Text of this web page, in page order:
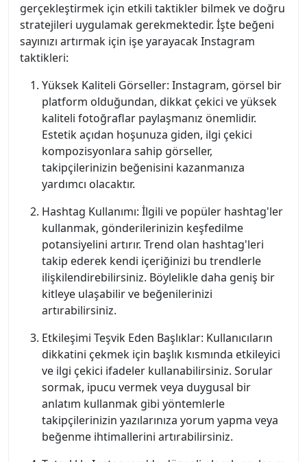
gerçekleştirmek için etkili taktikler bilmek ve doğru
stratejileri uygulamak gerekmektedir. İşte beğeni
sayınızı artırmak için işe yarayacak Instagram
taktikleri:
Yüksek Kaliteli Görseller: Instagram, görsel bir
platform olduğundan, dikkat çekici ve yüksek
kaliteli fotoğraflar paylaşmanız önemlidir.
Estetik açıdan hoşunuza giden, ilgi çekici
kompozisyonlara sahip görseller,
takipçilerinizin beğenisini kazanmanıza
yardımcı olacaktır.
Hashtag Kullanımı: İlgili ve popüler hashtag'ler
kullanmak, gönderilerinizin keşfedilme
potansiyelini artırır. Trend olan hashtag'leri
takip ederek kendi içeriğinizi bu trendlerle
ilişkilendirebilirsiniz. Böylelikle daha geniş bir
kitleye ulaşabilir ve beğenilerinizi
artırabilirsiniz.
Etkileşimi Teşvik Eden Başlıklar: Kullanıcıların
dikkatini çekmek için başlık kısmında etkileyici
ve ilgi çekici ifadeler kullanabilirsiniz. Sorular
sormak, ipucu vermek veya duygusal bir
anlatım kullanmak gibi yöntemlerle
takipçilerinizin yazılarınıza yorum yapma veya
beğenme ihtimallerini artırabilirsiniz.